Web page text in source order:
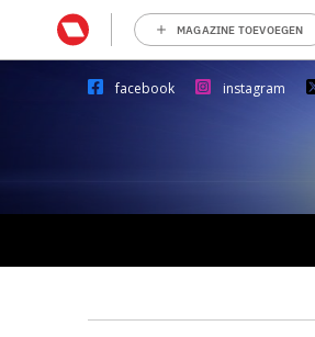
MAGAZINE TOEVOEGEN
facebook instagram